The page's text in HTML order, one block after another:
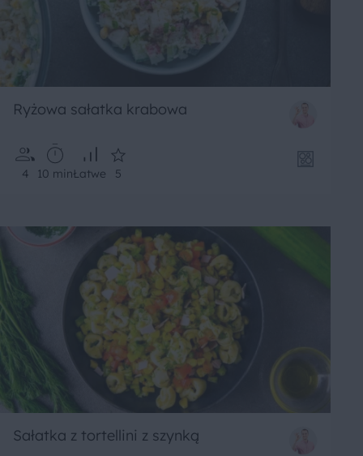
Ryżowa sałatka krabowa
4 10 minŁatwe 5
Sałatka z tortellini z szynką